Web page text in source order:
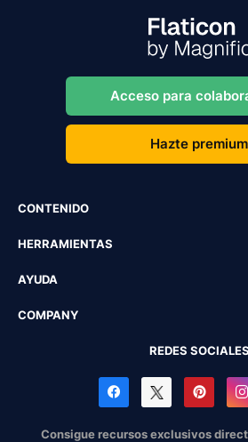
Acceso para
Hazte premium
CONTENIDO
HERRAMIENTAS
AYUDA
COMPANY
REDES SOCIALES
Consigue recursos exclusivos